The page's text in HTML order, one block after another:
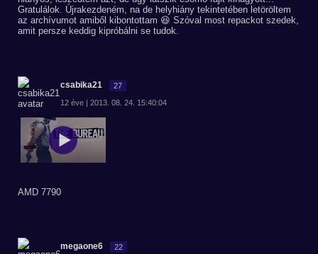
Gratulálok. Újrakezdeném, na de helyhiány tekintetében letöröltem
az archívumot amiből kibontottam 😆 Szóval most repackot szedek,
amit persze keddig kipróbálni se tudok.
csabika21 27
12 éve | 2013. 08. 24. 15:40:04
AMD 7790
megaone6 22